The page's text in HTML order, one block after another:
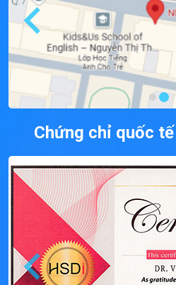
Chứng chỉ quốc tế